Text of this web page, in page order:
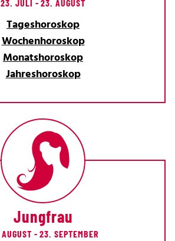
23. JULI - 23. AUGUST
Tageshoroskop
Wochenhoroskop
Monatshoroskop
Jahreshoroskop
Jungfrau
- 23. SEPTEMBER